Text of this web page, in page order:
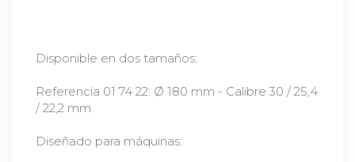
Disponible en dos tamaños:
Referencia 01 74 22: Ø 180 mm - Calibre 30 / 25,4
/ 22,2 mm.
Diseñado para máquinas: